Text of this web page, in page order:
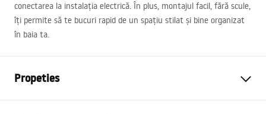
conectarea la instalația electrică. În plus, montajul facil, fără scule,
îți permite să te bucuri rapid de un spațiu stilat și bine organizat
în baia ta.
Propeties